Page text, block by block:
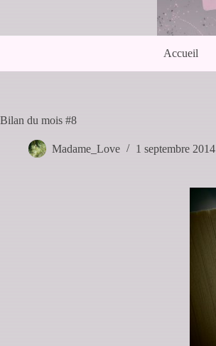
Accueil
Bilan du mois #8
Madame_Love 1 septembre 2014